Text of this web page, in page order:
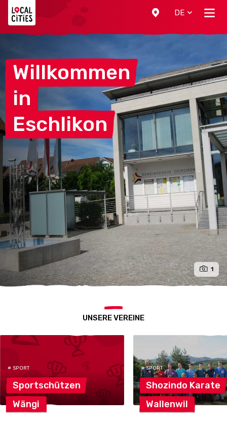
DE
Willkommen
in
Eschlikon
1
UNSERE VEREINE
# SPORT
Sportschützen
Wängi
# SPORT
Shozindo Karate
Wallenwil